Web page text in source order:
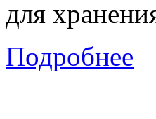
для
Подробнее